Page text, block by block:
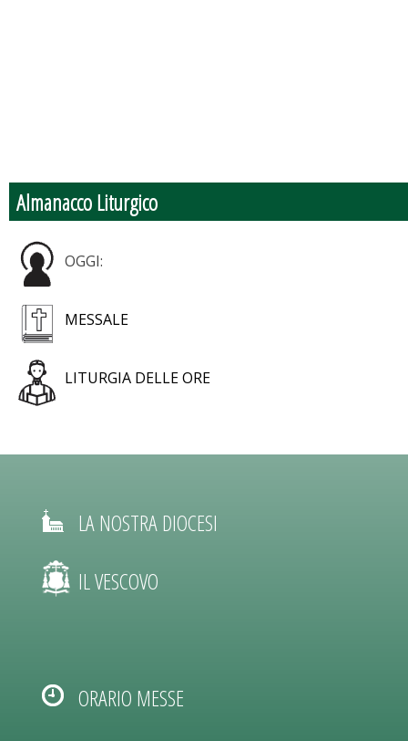
Almanacco Liturgico
OGGI:
MESSALE
LITURGIA DELLE ORE
LA NOSTRA DIOCESI
IL VESCOVO
ORARIO MESSE